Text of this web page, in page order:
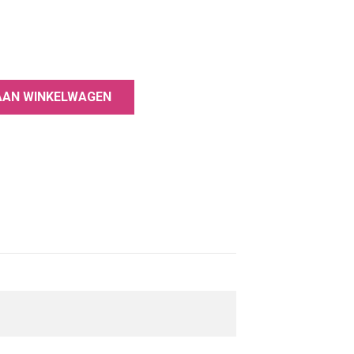
klassieke tinten
WINKELWAGEN